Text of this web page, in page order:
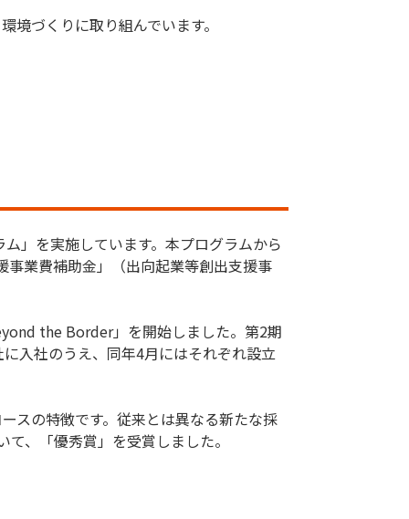
づくりに取り組んでいます。
」を実施しています。本プログラムから
業費補助金」（出向起業等創出支援事
the Border」を開始しました。第2期
入社のうえ、同年4月にはそれぞれ設立
スの特徴です。従来とは異なる新たな採
、「優秀賞」を受賞しました。